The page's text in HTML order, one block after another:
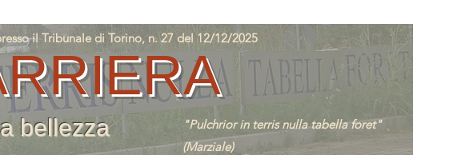
bellezza
"Pulchrior in terris nulla tabella foret"
(Marziale)
il Tribunale di Torino, n. 27 del 12/12/2025